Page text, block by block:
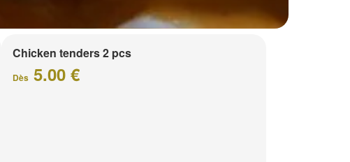
Chicken tenders 2 pcs
Dès 5.00 €